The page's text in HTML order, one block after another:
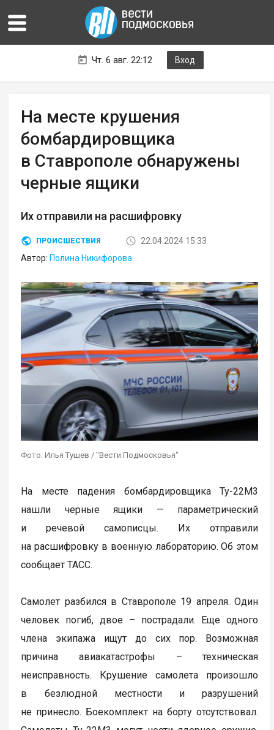
Чт. 6 авг. 22:12 Вход
На месте крушения
бомбардировщика
в Ставрополе обнаружены
черные ящики
Их отправили на расшифровку
ПРОИСШЕСТВИЯ
22.04.2024 15:33
Автор: Полина Никифорова
Фото: Илья Тушев / "Вести Подмосковья"
На месте падения бомбардировщика Ту-22М3
нашли черные ящики — параметрический
и речевой самописцы. Их отправили
на расшифровку в военную лабораторию. Об этом
сообщает ТАСС.
Самолет разбился в Ставрополе 19 апреля. Один
человек погиб, двое – пострадали. Еще одного
члена экипажа ищут до сих пор. Возможная
причина авиакатастрофы – техническая
неисправность. Крушение самолета произошло
в безлюдной местности и разрушений
не принесло. Боекомплект на борту отсутствовал.